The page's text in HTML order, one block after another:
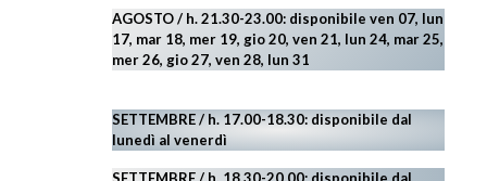
AGOSTO/ h. 21.30-23.00: disponibile ven 07, lun
17, mar 18, mer 19, gio 20, ven 21, lun 24, mar 25,
mer 26, gio 27, ven 28, lun 31
SETTEMBRE / h. 17.00-18.30: disponibile dal
lunedì al venerdì